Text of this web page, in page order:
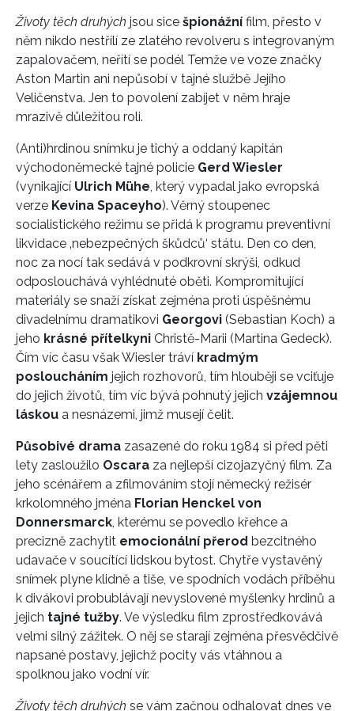
Životy těch druhých jsou sice špionážní film, přesto v
něm nikdo nestřílí ze zlatého revolveru s integrovaným
zapalovačem, neřítí se podél Temže ve voze značky
Aston Martin ani nepůsobí v tajné službě Jejího
Veličenstva. Jen to povolení zabíjet v něm hraje
mrazivě důležitou roli.
(Anti)hrdinou snímku je tichý a oddaný kapitán
východoněmecké tajné policie Gerd Wiesler
(vynikající Ulrich Mühe , který vypadal jako evropská
verze Kevina Spaceyho). Věrný stoupenec
socialistického režimu se přidá k programu preventivní
likvidace ‚nebezpečných škůdců‘ státu. Den co den,
noc za nocí tak sedává v podkrovní skrýši, odkud
odposlouchává vyhlédnuté oběti. Kompromitující
materiály se snaží získat zejména proti úspěšnému
divadelnímu dramatikovi Georgovi (Sebastian Koch) a
jeho krásné přítelkyni Christě-Marii (Martina Gedeck).
Čím víc času však Wiesler tráví kradmým
posloucháním jejich rozhovorů, tím hlouběji se vciťuje
do jejich životů, tím víc bývá pohnutý jejich vzájemnou
láskou a nesnázemi, jimž musejí čelit.
Působivé drama zasazené do roku 1984 si před pěti
lety zasloužilo Oscara za nejlepší cizojazyčný film. Za
jeho scénářem a zfilmováním stojí německý režisér
krkolomného jména Florian Henckel von
Donnersmarck , kterému se povedlo křehce a
precizně zachytit emocionální přerod bezcitného
udavače v soucítící lidskou bytost. Chytře vystavěný
snímek plyne klidně a tiše, ve spodních vodách příběhu
k divákovi probublávají nevyslovené myšlenky hrdinů a
jejich tajné tužby. Ve výsledku film zprostředkovává
velmi silný zážitek. O něj se starají zejména přesvědčivě
napsané postavy, jejichž pocity vás vtáhnou a
spolknou jako vodní vír.
Životy těch druhých se vám začnou odhalovat dnes ve